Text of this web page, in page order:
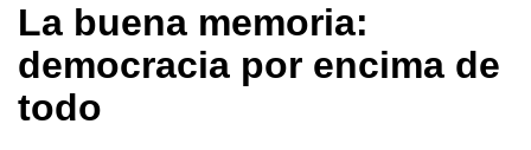
La buena memoria:
democracia por encima de
todo